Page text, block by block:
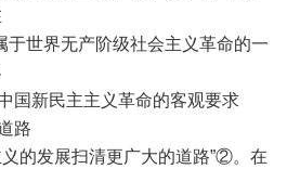
于世界无产阶级社会主义革命的一
国新民主主义革命的客观要求
路
义的发展扫清更广大的道路”②。在